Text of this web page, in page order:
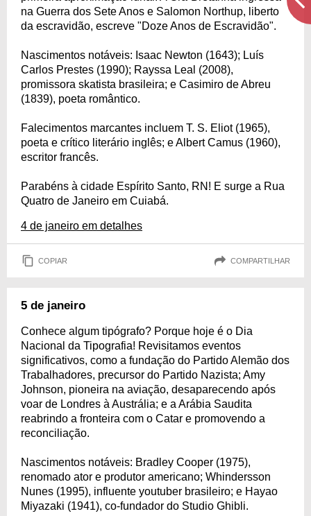
na Guerra dos Sete Anos e Salomon Northup, liberto
da escravidão, escreve "Doze Anos de Escravidão".
Nascimentos notáveis: Isaac Newton (1643); Luís
Carlos Prestes (1990); Rayssa Leal (2008),
promissora skatista brasileira; e Casimiro de Abreu
(1839), poeta romântico.
Falecimentos marcantes incluem T. S. Eliot (1965),
poeta e crítico literário inglês; e Albert Camus (1960),
escritor francês.
Parabéns à cidade Espírito Santo, RN! E surge a Rua
Quatro de Janeiro em Cuiabá.
4 de janeiro em detalhes
COPIAR COMPARTILHAR
5 de janeiro
Conhece algum tipógrafo? Porque hoje é o Dia
Nacional da Tipografia! Revisitamos eventos
significativos, como a fundação do Partido Alemão dos
Trabalhadores, precursor do Partido Nazista; Amy
Johnson, pioneira na aviação, desaparecendo após
voar de Londres à Austrália; e a Arábia Saudita
reabrindo a fronteira com o Catar e promovendo a
reconciliação.
Nascimentos notáveis: Bradley Cooper (1975),
renomado ator e produtor americano; Whindersson
Nunes (1995), influente youtuber brasileiro; e Hayao
Miyazaki (1941), co-fundador do Studio Ghibli.